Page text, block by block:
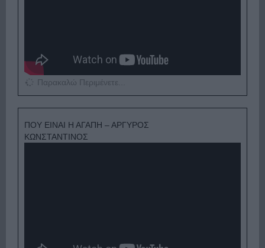
Παρακαλώ Περιμένετε...
ΠΟΥ ΕΙΝΑΙ Η ΑΓΑΠΗ – ΑΡΓΥΡΟΣ
ΚΩΝΣΤΑΝΤΙΝΟΣ